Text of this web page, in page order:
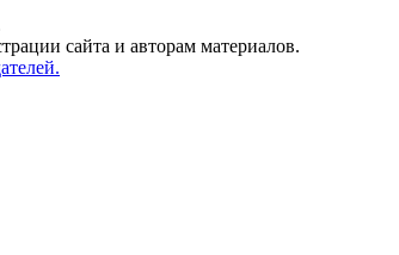
сайта и авторам материалов.